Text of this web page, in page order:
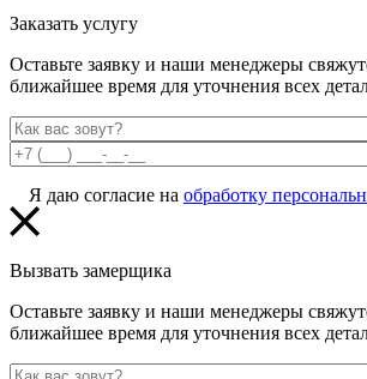
Заказать услугу
Оставьте заявку и наши менеджеры
ближайшее время для уточнения всех
Я даю согласие на обработку
Вызвать замерщика
Оставьте заявку и наши менеджеры
ближайшее время для уточнения всех